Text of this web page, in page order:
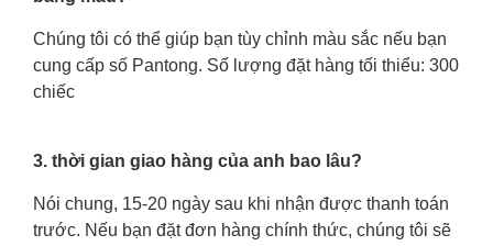
Chúng tôi có thể giúp bạn tùy chỉnh màu sắc nếu bạn
cung cấp số Pantong. Số lượng đặt hàng tối thiểu: 300
chiếc
3. thời gian giao hàng của anh bao lâu?
Nói chung, 15-20 ngày sau khi nhận được thanh toán
trước. Nếu bạn đặt đơn hàng chính thức, chúng tôi sẽ